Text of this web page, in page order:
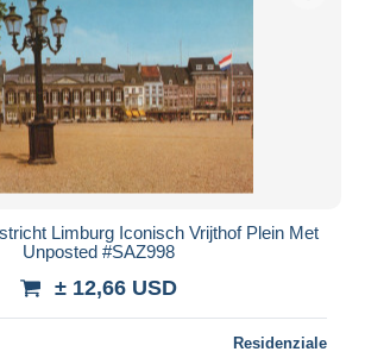
Limburg Iconisch Vrijthof Plein Met
Unposted #SAZ998
± 12,66 USD
Residenziale